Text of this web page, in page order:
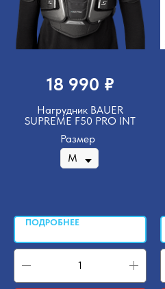
18 990 ₽
Нагрудник BAUER
SUPREME F50 PRO INT
Размер
ПОДРОБНЕЕ